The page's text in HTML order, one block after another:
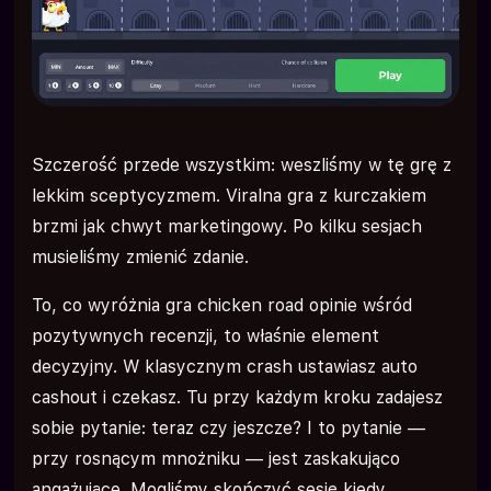
Szczerość przede wszystkim: weszliśmy w tę grę z
lekkim sceptycyzmem. Viralna gra z kurczakiem
brzmi jak chwyt marketingowy. Po kilku sesjach
musieliśmy zmienić zdanie.
To, co wyróżnia gra chicken road opinie wśród
pozytywnych recenzji, to właśnie element
decyzyjny. W klasycznym crash ustawiasz auto
cashout i czekasz. Tu przy każdym kroku zadajesz
sobie pytanie: teraz czy jeszcze? I to pytanie —
przy rosnącym mnożniku — jest zaskakująco